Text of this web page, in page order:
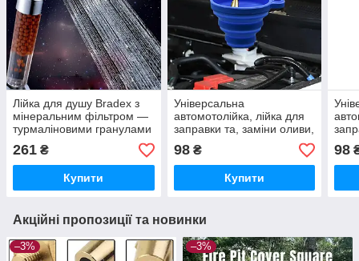
Лійка для душу Bradex з
мінеральним фільтром —
турмаліновими гранулами
з негативними іонами та
лійкою
261 ₴
Купити
Універсальна
автомотолійка, лійка для
заправки та, заміни оливи,
Силікон
98₴
Купити
98
Акційні пропозиції та новинки
–3% –3%